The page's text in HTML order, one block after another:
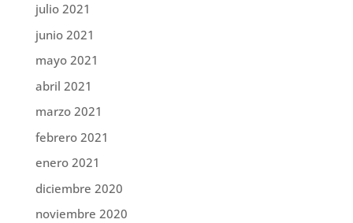
julio 2021
junio 2021
mayo 2021
abril 2021
marzo 2021
febrero 2021
enero 2021
diciembre 2020
noviembre 2020